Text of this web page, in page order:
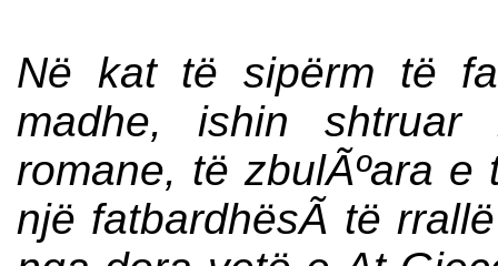
Në kat të sipërm të
madhe, ishin shtruar
romane, të zbulÃºara
një fatbardhësÃ­ të